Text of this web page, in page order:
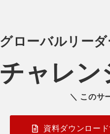
グローバルリー
チャレ
＼ このサ
資料ダウンロー